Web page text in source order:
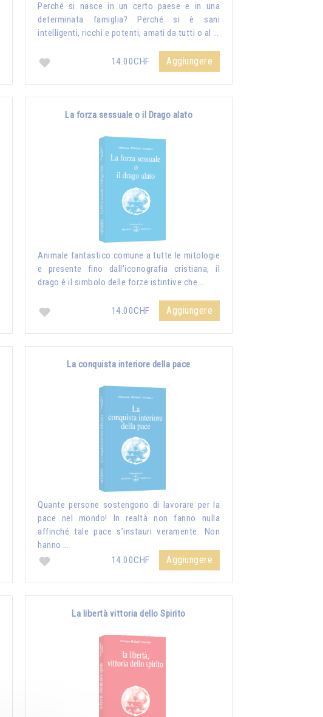
Perché si nasce in un certo paese e in una
determinata famiglia? Perché si è sani
intelligenti, ricchi e potenti, amati da tutti o al …
14.00CHF Aggiungere
La forza sessuale o il Drago alato
Animale fantastico comune a tutte le mitologie
e presente fino dall’iconografia cristiana, il
drago é il simbolo delle forze istintive che …
14.00CHF Aggiungere
La conquista interiore della pace
Quante persone sostengono di lavorare per la
pace nel mondo! In realtà non fanno nulla
affinché tale pace s’instauri veramente. Non
hanno …
14.00CHF
Aggiungere
La libertà vittoria dello Spirito